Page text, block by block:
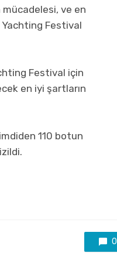
mücadelesi, ve en
Yachting Festival
Festival için
en iyi şartların
110 botun
0